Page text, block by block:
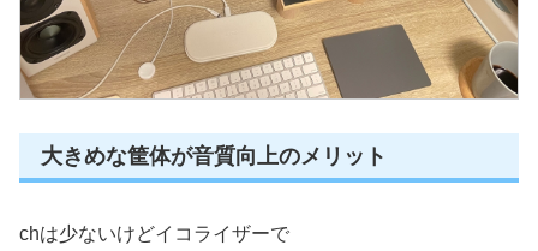
大きめな筐体が音質向上のメリット
chは少ないけどイコライザーで